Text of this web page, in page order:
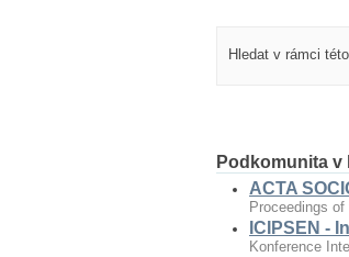
Hledat v rámci
Podkomunita v
ACTA
Proceedings
ICIPSEN -
Konference